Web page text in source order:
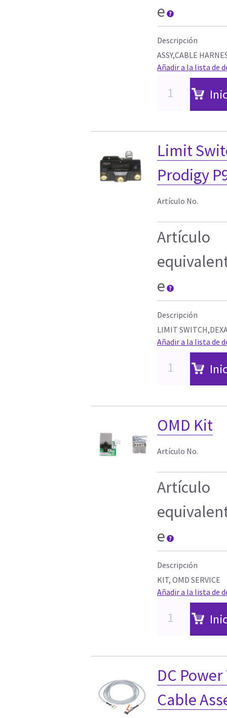
e
Descripción
ASSY,CABLE
Añadir a la lista de
Limit
Prodigy
Artículo No.
Artículo
e
Descripción
LIMIT
Añadir a la lista de
OMD Kit
Artículo No.
Artículo
e
Descripción
KIT, OMD SERVICE
Añadir a la lista de
DC
Cable